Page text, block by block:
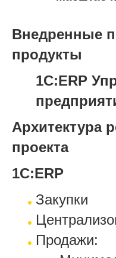
Внедренные
продукты
1С:ERP
Архитектура
проекта
1С:ERP
Закупки
Продажи: